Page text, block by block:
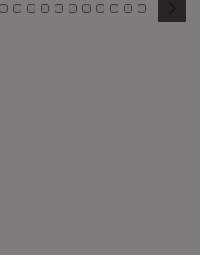
0 1 2
Kachel: 3
Zu Kachel: 4
Zu Kachel: 5
Zu Kachel: 6
Zu Kachel: 7
Zu Kachel: 8
Zu Kachel: 9
Zu Kachel: 10
Zu Kachel: 11
Zu Kachel: 12
Zu Kachel:
Zu